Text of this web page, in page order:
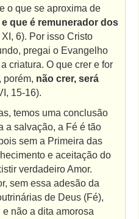
o que se aproxima de
que é remunerador dos
XI, 6). Por isso Cristo
pregai o Evangelho
criatura. O que crer e for
porém, não crer, será
15-16).
temos uma conclusão
a salvação, a Fé é tão
sem a Primeira das
e aceitação do
verdadeiro Amor.
sem essa adesão da
de Deus (Fé),
e não a dita amorosa